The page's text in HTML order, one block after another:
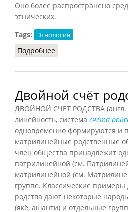
Оно более распространено
этнических.
Tags:
Этнология
Подробнее
Двойной счёт
ДВОЙНОЙ СЧЁТ РОДСТВА (англ.
линейность, система счёта
одновременно формируются и
матрилинейные родственные
член общества принадлежит
патрилинейной (см.
матрилинейной (см.
группе. Классические примеры
родства дают некоторые
(якё, ашанти) и отдельные